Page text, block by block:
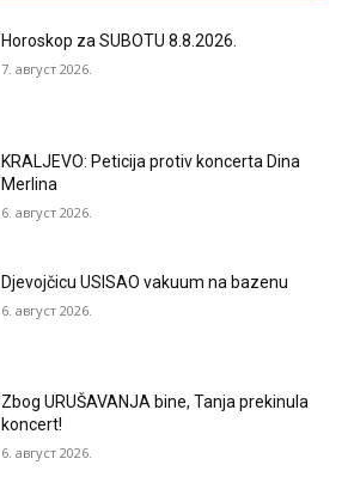
Horoskop za SUBOTU 8.8.2026.
7. август 2026.
KRALJEVO: Peticija protiv koncerta Dina
Merlina
6. август 2026.
Djevojčicu USISAO vakuum na bazenu
6. август 2026.
Zbog URUŠAVANJA bine, Tanja prekinula
koncert!
6. август 2026.